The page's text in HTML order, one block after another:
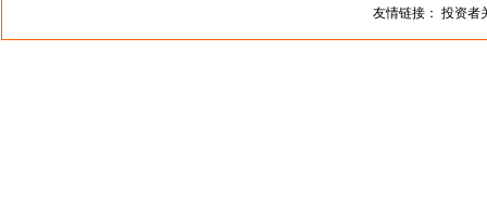
友情链接：投资者